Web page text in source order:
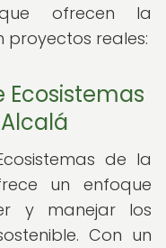
ofrecen la
reales:
Ecosistemas
de la
un enfoque
y manejar los
Con un